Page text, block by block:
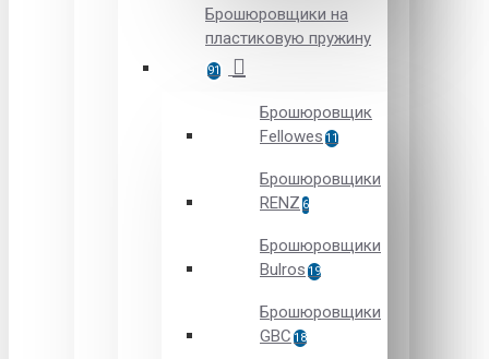
Брошюровщики на
пластиковую пружину
91
Брошюровщик
Fellowes 11
Брошюровщики
RENZ 6
Брошюровщики
Bulros 19
Брошюровщики
GBC 18